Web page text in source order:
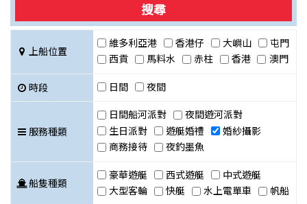
搜尋
上船位置
維多利亞港 香港仔 大嶼山
屯門
西貢
馬料水 赤柱 香港 澳門
時段 日間 夜間
服務種類
日間船河派對
夜間遊河派對
生日派對
遊艇婚禮
婚紗攝影
商務接待
夜釣墨魚
船隻種類
豪華遊艇 西式遊艇
中式遊艇
大型客輪
快艇 水上電單車 帆船